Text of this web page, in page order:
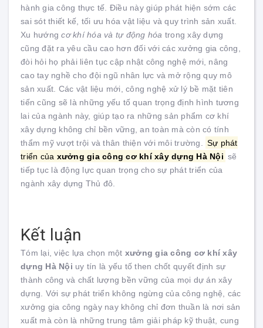
hành gia công thực tế. Điều này giúp phát hiện sớm các
sai sót thiết kế, tối ưu hóa vật liệu và quy trình sản xuất.
Xu hướngcơ khí hóa và tự động hóa trong xây dựng
cũng đặt ra yêu cầu cao hơn đối với các xưởng gia công,
đòi hỏi họ phải liên tục cập nhật công nghệ mới, nâng
cao tay nghề cho đội ngũ nhân lực và mở rộng quy mô
sản xuất. Các vật liệu mới, công nghệ xử lý bề mặt tiên
tiến cũng sẽ là những yếu tố quan trọng định hình tương
lai của ngành này, giúp tạo ra những sản phẩm cơ khí
xây dựng không chỉ bền vững, an toàn mà còn có tính
thẩm mỹ vượt trội và thân thiện với môi trường.
Sự phát
triển của xưởng gia công cơ khí xây dựng Hà Nội sẽ
tiếp tục là động lực quan trọng cho sự phát triển của
ngành xây dựng Thủ đô.
Kết luận
Tóm lại, việc lựa chọn một xưởng gia công cơ khí xây
dựng Hà Nội uy tín là yếu tố then chốt quyết định sự
thành công và chất lượng bền vững của mọi dự án xây
dựng. Với sự phát triển không ngừng của công nghệ, các
xưởng gia công ngày nay không chỉ đơn thuần là nơi sản
xuất mà còn là những trung tâm giải pháp kỹ thuật, cung